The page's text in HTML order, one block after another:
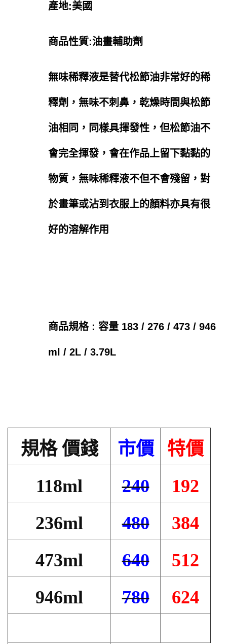
產地:美國
商品性質:油畫輔助劑
無味稀釋液是替代松節油非常好的稀
釋劑，無味不刺鼻，乾燥時間與松節
油相同，同樣具揮發性，但松節油不
會完全揮發，會在作品上留下黏黏的
物質，無味稀釋液不但不會殘留，對
於畫筆或沾到衣服上的顏料亦具有很
好的溶解作用
商品規格 : 容量 183 / 276 / 473 / 946
ml / 2L / 3.79L
規格 價錢 市價
特價
118ml
240
192
236ml
480
384
473ml
640
512
946ml
780 624